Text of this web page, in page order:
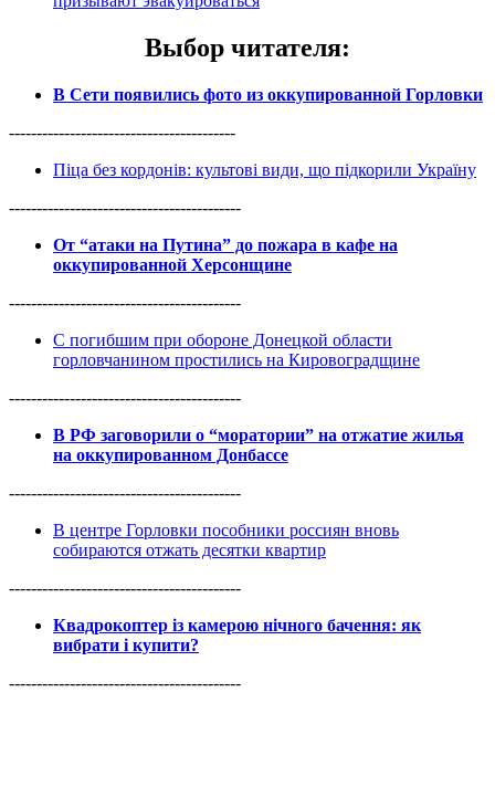
Выбор читателя:
В Сети появились фото из оккупированной Горловки
-----------------------------------------
Піца без кордонів: культові види, що підкорили Україну
------------------------------------------
От “атаки на Путина” до пожара в кафе на
оккупированной Херсонщине
------------------------------------------
С погибшим при обороне Донецкой области
горловчанином простились на Кировоградщине
------------------------------------------
В РФ заговорили о “моратории” на отжатие жилья
на оккупированном Донбассе
------------------------------------------
В центре Горловки пособники россиян вновь
собираются отжать десятки квартир
------------------------------------------
Квадрокоптер із камерою нічного бачення: як
вибрати і купити?
------------------------------------------